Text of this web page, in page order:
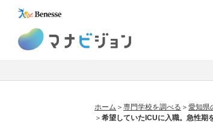
ホーム 専門学校を調べる 愛知県
希望していたICUに入職。急性期